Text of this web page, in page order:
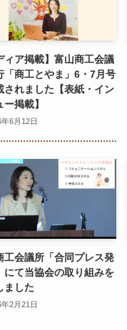
ィア掲載】富山商工会議
「商工とやま」6・7月号
されました【表紙・イン
掲載】
6月12日
工会議所「合同プレス発
にて当協会の取り組みを
ました
2月21日